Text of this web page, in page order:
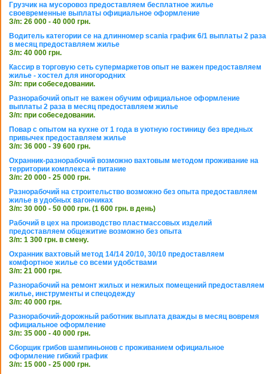
Грузчик на мусоровоз предоставляем бесплатное жилье
своевременные выплаты официальное оформление
З/п: 26 000 - 40 000 грн.
Водитель категории се на длинномер scania график 6/1 выплаты 2 раза
в месяц предоставляем жилье
З/п: 40 000 грн.
Кассир в торговую сеть супермаркетов опыт не важен предоставляем
жилье - хостел для иногородних
З/п: при собеседовании.
Разнорабочий опыт не важен обучим официальное оформление
выплаты 2 раза в месяц предоставляем жилье
З/п: при собеседовании.
Повар с опытом на кухне от 1 года в уютную гостиницу без вредных
привычек предоставляем жилье
З/п: 36 000 - 39 600 грн.
Охранник-разнорабочий возможно вахтовым методом проживание на
территории комплекса + питание
З/п: 20 000 - 25 000 грн.
Разнорабочий на строительство возможно без опыта предоставляем
жилье в удобных вагончиках
З/п: 30 000 - 50 000 грн. (1 600 грн. в день)
Рабочий в цех на производство пластмассовых изделий
предоставляем общежитие возможно без опыта
З/п: 1 300 грн. в смену.
Охранник вахтовый метод 14/14 20/10, 30/10 предоставляем
комфортное жилье со всеми удобствами
З/п: 21 000 грн.
Разнорабочий на ремонт жилых и нежилых помещений предоставляем
жилье, инструменты и спецодежду
З/п: 40 000 грн.
Разнорабочий-дорожный работник выплата дважды в месяц вовремя
официальное оформление
З/п: 35 000 - 40 000 грн.
Сборщик грибов шампиньонов с проживанием официальное
оформление гибкий график
З/п: 15 000 - 25 000 грн.